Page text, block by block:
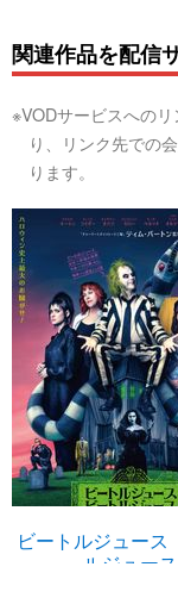
関連作品を配信
※VODサービスへの
り、リンク先での
ります。
ビートルジュー
ルジュース